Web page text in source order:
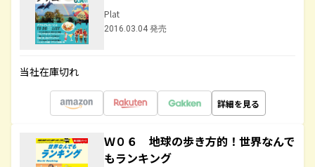
Plat
2016.03.04 発売
当社在庫切れ
詳細を見る
Ｗ０６ 地球の歩き方的！世界なんで
もランキング